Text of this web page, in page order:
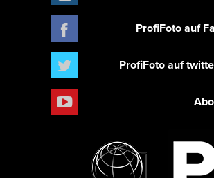
ProfiFoto auf
ProfiFoto auf